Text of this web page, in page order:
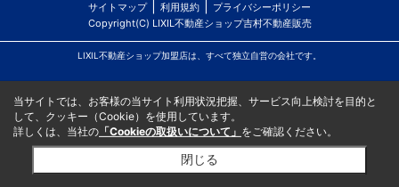
サイトマップ 利用規約
プライバシーポリシー
Copyright(C) LIXIL不動産ショップ吉村不動産販売
LIXIL不動産ショップ加盟店は、すべて独立自営の会社です。
当サイトでは、お客様の当サイト利用状況把握、サービス向上検討を目的と
して、クッキー（Cookie）を使用しています。
詳しくは、当社の 「Cookieの取扱いについて」 をご確認ください。
閉じる